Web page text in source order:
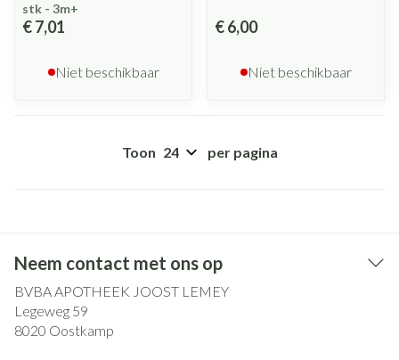
stk - 3m+
€ 7,01
Niet beschikbaar
€ 6,00
Niet beschikbaar
Toon per pagina
Neem contact met ons op
BVBA APOTHEEK JOOST LEMEY
Legeweg 59
8020 Oostkamp